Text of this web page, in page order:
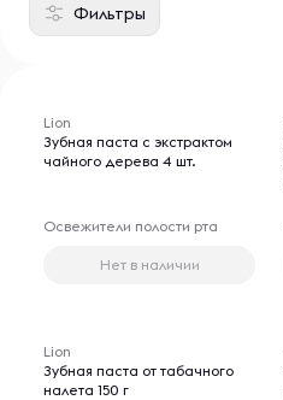
Фильтры
Lion
Зубная паста с экстрактом
чайного дерева 4 шт.
Освежители полости рта
Нет в наличии
Lion
Зубная паста от табачного
налета 150 г